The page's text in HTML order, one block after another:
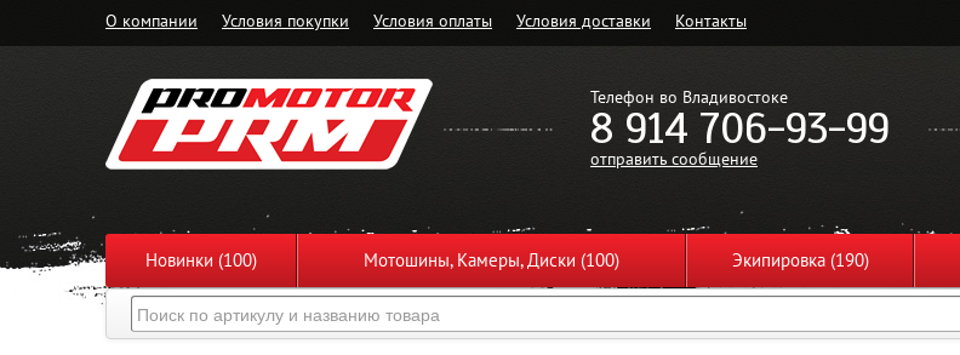
О компании Условия покупки Условия оплаты Условия доставки Контакты
Телефон во Владивостоке
8 914 706-93-99
отправить сообщение
Новинки (100) Мотошины, Камеры, Диски (100) Экипировка (190)